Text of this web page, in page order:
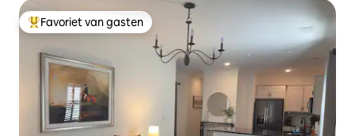
Topfavoriet van gasten
Favoriet van gasten